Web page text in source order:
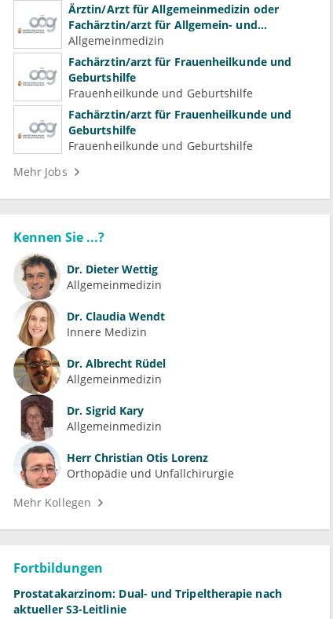
Ärztin/Arzt für Allgemeinmedizin oder
Fachärztin/arzt für Allgemein- und
Familienmedizin für Psychiatrie und
Psychotherapeutische Medizin
Allgemeinmedizin
Fachärztin/arzt für Frauenheilkunde und
Geburtshilfe
Frauenheilkunde und Geburtshilfe
Fachärztin/arzt für Frauenheilkunde und
Geburtshilfe
Frauenheilkunde und Geburtshilfe
Mehr Jobs
Kennen Sie ...?
Dr. Dieter Wettig
Allgemeinmedizin
Dr. Claudia Wendt
Innere Medizin
Dr. Albrecht Rüdel
Allgemeinmedizin
Dr. Sigrid Kary
Allgemeinmedizin
Herr Christian Otis Lorenz
Orthopädie und Unfallchirurgie
Mehr Kollegen
Fortbildungen
Prostatakarzinom: Dual- und Tripeltherapie nach
aktueller S3-Leitlinie